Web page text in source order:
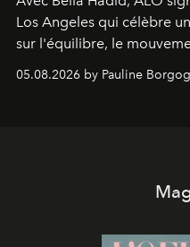
Los Angeles qui célèbre
sur l'équilibre, le
05.08.2026 by Pauline